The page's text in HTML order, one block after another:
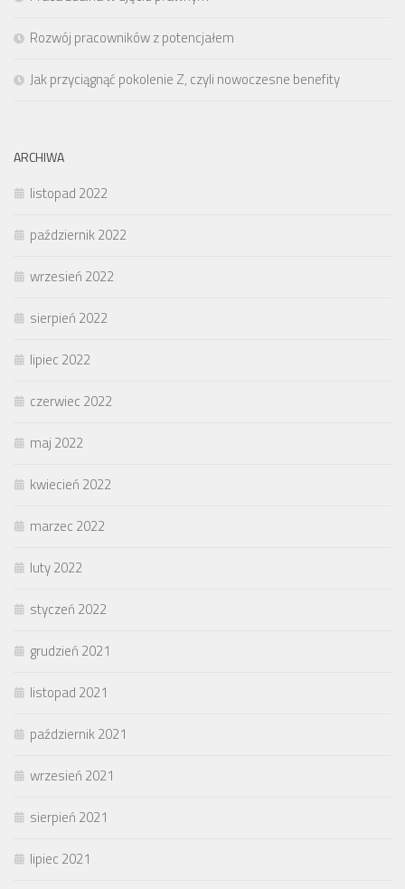
Rozwój pracowników z potencjałem
Jak przyciągnąć pokolenie Z, czyli nowoczesne benefity
ARCHIWA
listopad 2022
październik 2022
wrzesień 2022
sierpień 2022
lipiec 2022
czerwiec 2022
maj 2022
kwiecień 2022
marzec 2022
luty 2022
styczeń 2022
grudzień 2021
listopad 2021
październik 2021
wrzesień 2021
sierpień 2021
lipiec 2021